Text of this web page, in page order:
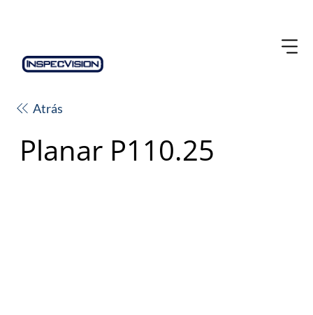
Atrás
Planar P110.25